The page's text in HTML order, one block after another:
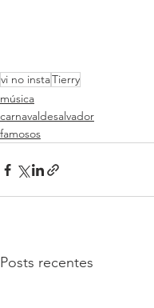
vi no instaTierry
música
carnavaldesalvador
famosos
Posts recentes